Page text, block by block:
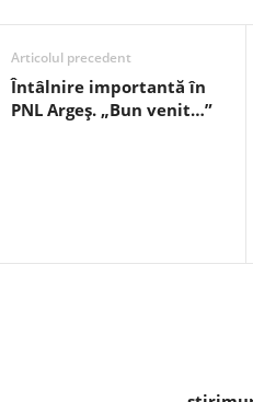
Articolul precedent
Întâlnire importantă în
PNL Argeș. „Bun venit…”